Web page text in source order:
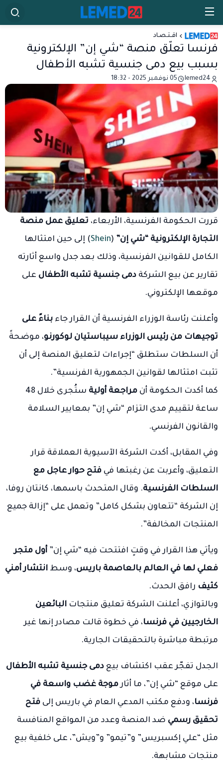
اقـتـصـاد
فرنسا تعلّق منصة “شي إن” الإلكترونية
بسبب بيع دمى جنسية تشبه الأطفال
lemed24 05 نوفمبر 2025 - 18:32
قررت الحكومة الفرنسية، الأربعاء، تعليق عمل منصة
التجارة الإلكترونية “شي إن” (
Shein) إلى حين امتثالها
الكامل للقوانين الفرنسية، وذلك بعد جدل واسع أثارته
تقارير عن بيع الشركة دمى جنسية تشبه الأطفال على
موقعها الإلكتروني.
وأعلنت رئاسة الوزراء الفرنسية أن القرار جاء بناءً على
توجيهات من رئيس الوزراء سيباستيان لوكورنو، موضحةً
أن السلطات ستطلق “إجراءات لتعليق المنصة إلى أن
تثبت امتثالها لقوانين الجمهورية الفرنسية”.
كما أكدت الحكومة أن مراجعة أولية
ستُجرى خلال 48
ساعة لتقييم مدى التزام “شي إن” بمعايير السلامة
والقانون الفرنسي.
وفي المقابل، أكدت الشركة الآسيوية العملاقة قرار
التعليق، وأعربت عن رغبتها في فتح حوار عاجل مع
السلطات الفرنسية. وقال المتحدث باسمها، كانتان روفا،
إن الشركة “تتعاون بشكل كامل” وتعمل على “إزالة جميع
المنتجات المخالفة”.
ويأتي هذا القرار في وقتٍ افتتحت فيه “شي إن” أول متجر
فعلي لها في العالم بالعاصمة باريس، وسط انتشار أمني
كثيف رافق الحدث.
وبالتوازي، أعلنت الشركة تعليق منتجات البائعين
الخارجيين في فرنسا، في خطوة قالت مصادر إنها غير
مرتبطة مباشرة بالتحقيقات الجارية.
الجدل تفجّر عقب اكتشاف بيع دمى جنسية تشبه الأطفال
على موقع “شي إن”، ما أثارموجة غضب واسعة في
فرنسا، ودفع مكتب المدعي العام في باريس إلى فتح
تحقيق رسمي ضد المنصة وعدد من المواقع المنافسة
مثل “علي إكسبريس” و”تيمو” و”ويش”، على خلفية بيع
منتجات مشابهة.